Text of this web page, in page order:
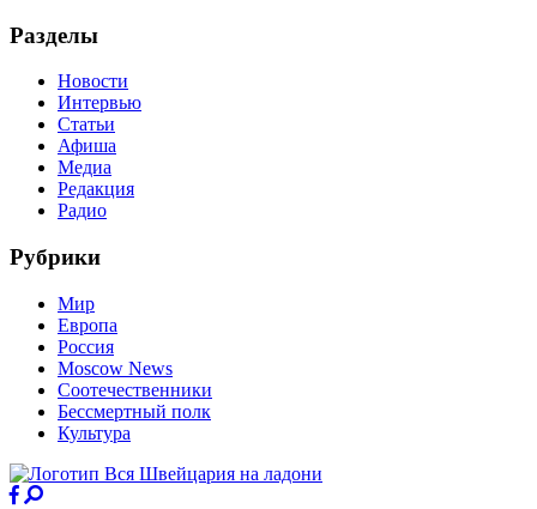
Разделы
Новости
Интервью
Статьи
Афиша
Медиа
Редакция
Радио
Рубрики
Мир
Европа
Россия
Moscow News
Соотечественники
Бессмертный полк
Культура